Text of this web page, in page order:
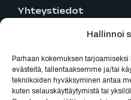
Hallinnoi
Parhaan kokemuksen
evästeitä, tallentaaksemme ja/tai
tekniikoiden hyväksyminen antaa
kuten selauskäyttäytymistä tai
Yhteystiedot
040 777 2819
myynti@oulubikes.fi